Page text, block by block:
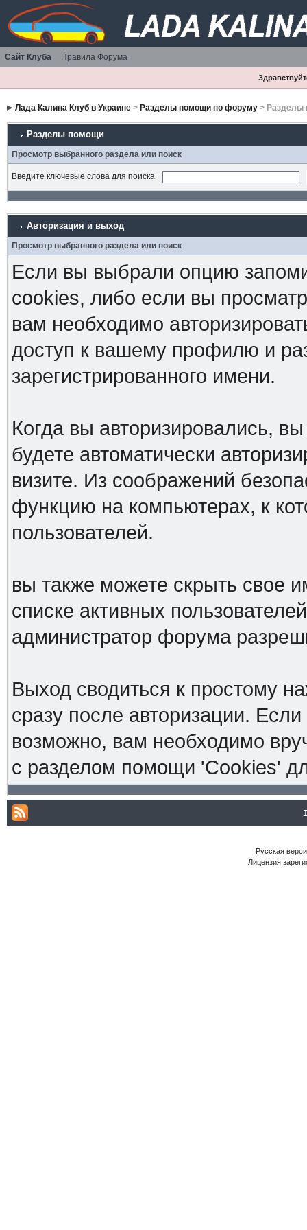
Сайт Клуба Правила Форума
Лада Калина Клуб в Украине> Разделы помощи по форуму> Разделы
Разделы помощи
Просмотр выбранного раздела или поиск
Введите ключевые слова для поиска
Авторизация и выход
Просмотр выбранного раздела или поиск
Если вы выбрали опцию
cookies, либо если вы
вам необходимо
доступ к вашему профилю и
зарегистрированного имени.
Когда вы авторизировались,
будете автоматически
визите. Из соображений
функцию на компьютерах, к
пользователей.
вы также можете скрыть свое
списке активных
администратор форума
Выход сводиться к простому
сразу после авторизации.
возможно, вам необходимо
с разделом помощи 'Cookies'
Русская
Лицензия